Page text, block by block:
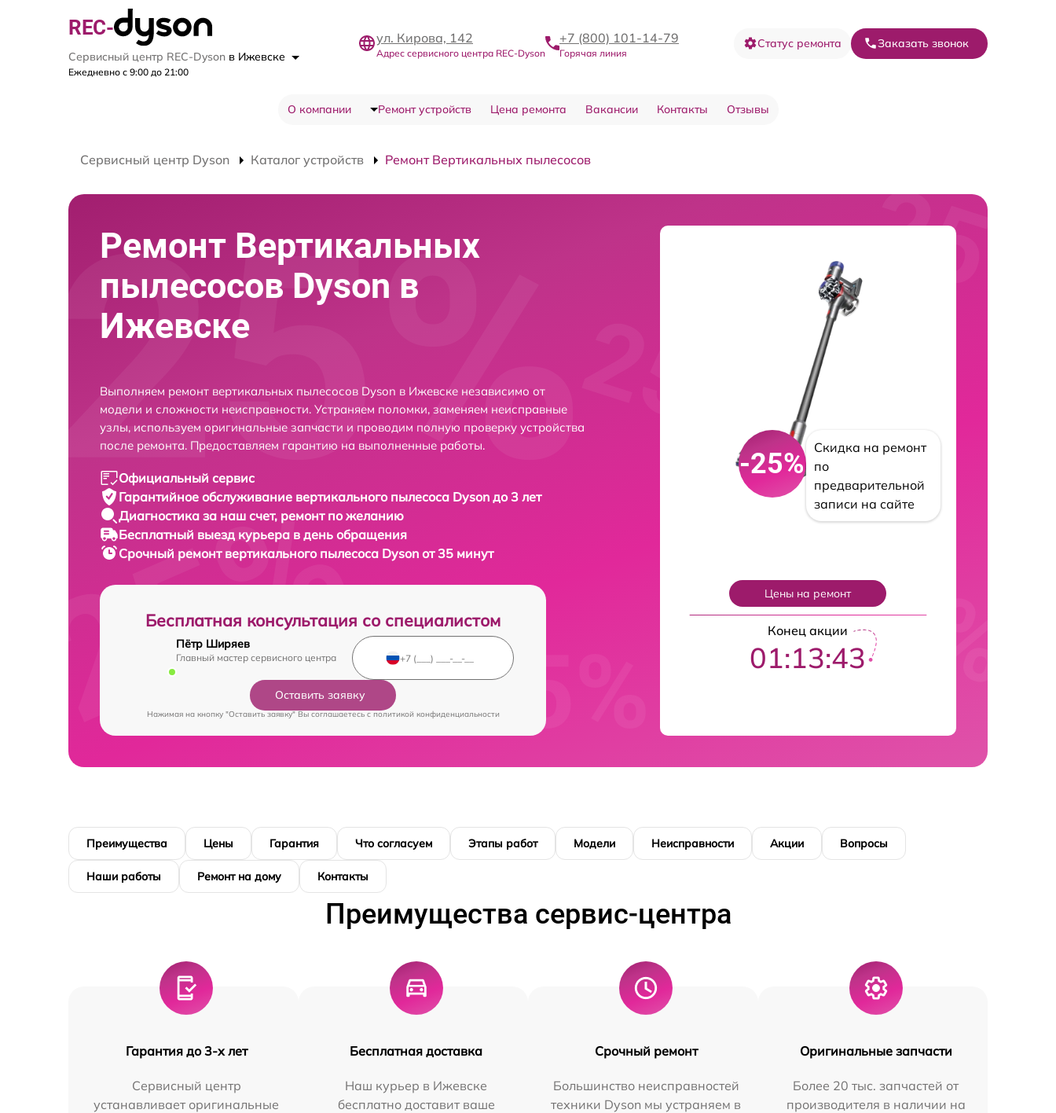
REC-
Сервисный центр REC-Dyson в Ижевске
Ежедневно с 9:00 до 21:00
ул. Кирова, 142
Адрес сервисного центра REC-Dyson
+7 (800) 101-14-79
Горячая линия
Статус ремонта Заказать звонок
О компании Ремонт устройств Цена ремонта Вакансии Контакты Отзывы
Сервисный центр Dyson Каталог устройств Ремонт Вертикальных пылесосов
Ремонт Вертикальных
пылесосов Dyson в
Ижевске
Выполняем ремонт вертикальных пылесосов Dyson в Ижевске независимо от
модели и сложности неисправности. Устраняем поломки, заменяем неисправные
узлы, используем оригинальные запчасти и проводим полную проверку устройства
после ремонта. Предоставляем гарантию на выполненные работы.
Официальный сервис
Гарантийное обслуживание вертикального пылесоса Dyson до 3 лет
Диагностика за наш счет, ремонт по желанию
Бесплатный выезд курьера в день обращения
Срочный ремонт вертикального пылесоса Dyson от 35 минут
Бесплатная консультация со специалистом
Пётр Ширяев
Главный мастер сервисного центра
Оставить заявку
Нажимая на кнопку "Оставить заявку" Вы соглашаетесь cполитикой конфиденциальности
-25%
Скидка на ремонт
по
предварительной
записи на сайте
Цены на ремонт
Конец акции
01:13:42
Преимущества Цены Гарантия Что согласуем Этапы работ Модели Неисправности Акции Вопросы
Наши работы Ремонт на дому Контакты
Преимущества сервис-центра
Гарантия до 3-х лет
Сервисный центр
устанавливает оригинальные
Бесплатная доставка
Наш курьер в Ижевске
бесплатно доставит ваше
Срочный ремонт
Большинство неисправностей
техники Dyson мы устраняем в
Оригинальные запчасти
Более 20 тыс. запчастей от
производителя в наличии на